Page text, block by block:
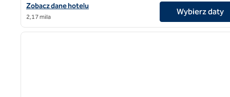
Zobacz szczegóły hotelu Hilton London Paddington
Zobacz dane hotelu
2,17 mila
Wybierz daty
1
1 z 12